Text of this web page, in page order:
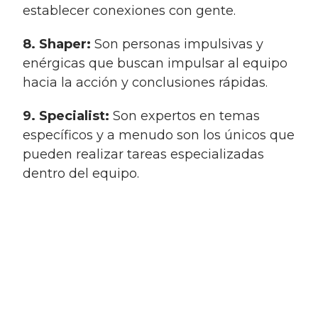
establecer conexiones con gente.
8. Shaper: Son personas impulsivas y
enérgicas que buscan impulsar al equipo
hacia la acción y conclusiones rápidas.
9. Specialist: Son expertos en temas
específicos y a menudo son los únicos que
pueden realizar tareas especializadas
dentro del equipo.